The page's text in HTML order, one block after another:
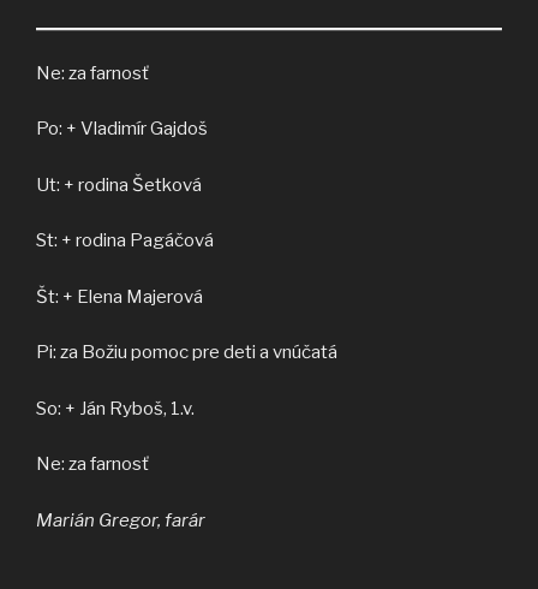
Ne: za farnosť
Po: + Vladimír Gajdoš
Ut: + rodina Šetková
St: + rodina Pagáčová
Št: + Elena Majerová
Pi: za Božiu pomoc pre deti a vnúčatá
So: + Ján Ryboš, 1.v.
Ne: za farnosť
Marián Gregor, farár